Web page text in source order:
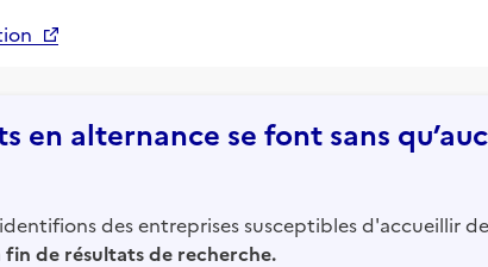
en alternance se font sans
des entreprises susceptibles d'accueillir
fin de résultats de recherche.